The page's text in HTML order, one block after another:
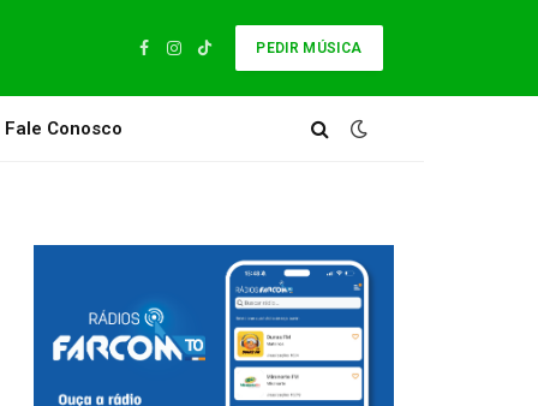
Facebook
Instagram
TikTok
PEDIR MÚSICA
Fale Conosco